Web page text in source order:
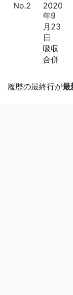
No.2
2020
年9
月23
日
吸収
合併
履歴の最終行が最